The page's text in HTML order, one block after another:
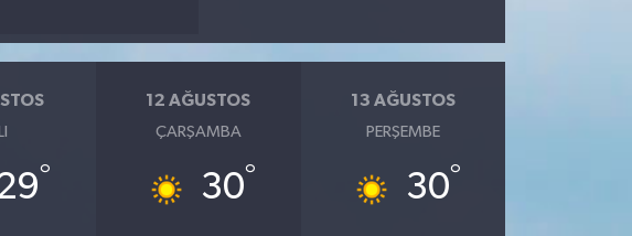
°
12 AĞUSTOS
ÇARŞAMBA
30°
13 AĞUSTOS
PERŞEMBE
30°